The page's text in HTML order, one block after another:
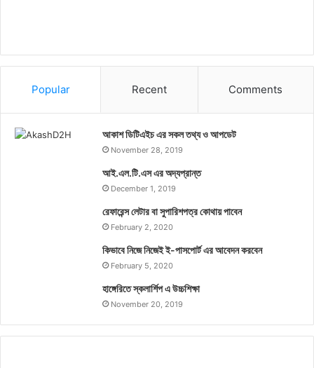
Popular Recent Comments
আকাশ ডিটিএইচ এর সকল তথ্য ও আপডেট
November 28, 2019
আই.এল.টি.এস এর অদ্যপ্রান্ত
December 1, 2019
রেফারেন্স লেটার বা সুপারিশপত্র কোথায় পাবেন
February 2, 2020
কিভাবে নিজে নিজেই ই-পাসপোর্ট এর আবেদন করবেন
February 5, 2020
হাঙ্গেরিতে স্কলার্শিপ এ উচ্চশিক্ষা
November 20, 2019